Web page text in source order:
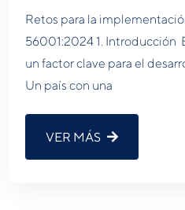
Retos para la
56001:2024 1. Introducción
un factor clave para el
Un país con una
VER MÁS